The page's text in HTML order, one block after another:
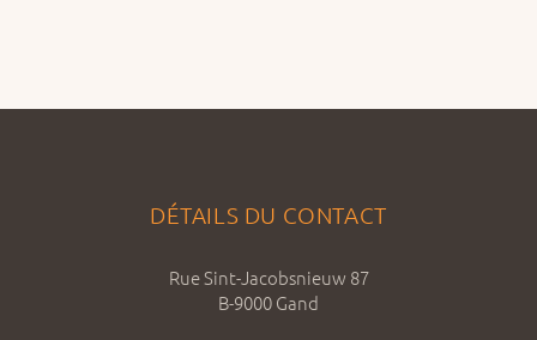
DÉTAILS DU CONTACT
Rue Sint-Jacobsnieuw 87
B-9000 Gand